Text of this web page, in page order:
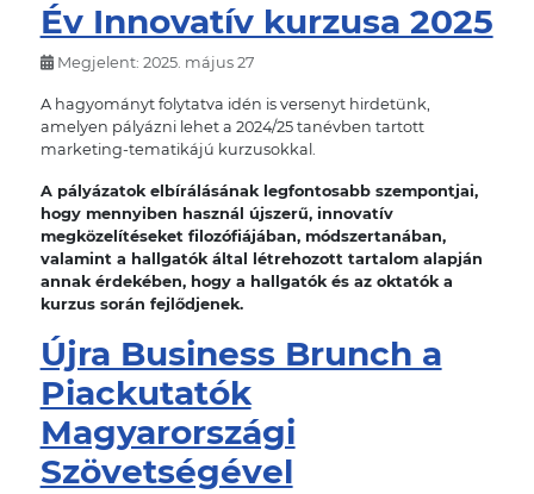
Év Innovatív kurzusa 2025
Megjelent: 2025. május 27
A hagyományt folytatva idén is versenyt hirdetünk,
amelyen pályázni lehet a 2024/25 tanévben tartott
marketing-tematikájú kurzusokkal.
A pályázatok elbírálásának legfontosabb szempontjai,
hogy mennyiben használ újszerű, innovatív
megközelítéseket filozófiájában, módszertanában,
valamint a hallgatók által létrehozott tartalom alapján
annak érdekében, hogy a hallgatók és az oktatók a
kurzus során fejlődjenek.
Újra Business Brunch a
Piackutatók
Magyarországi
Szövetségével